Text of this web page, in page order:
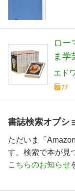
ロー
ま学
エド
77
書誌検索オプシ
ただいま「
す。検索で本が見
こちらのお知らせ